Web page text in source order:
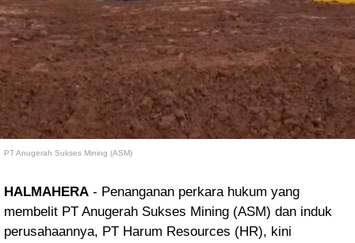
PT Anugerah Sukses Mining (ASM)
HALMAHERA - Penanganan perkara hukum yang
membelit PT Anugerah Sukses Mining (ASM) dan induk
perusahaannya, PT Harum Resources (HR), kini